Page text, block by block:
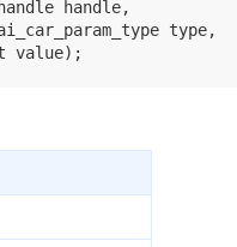
handle,
type,